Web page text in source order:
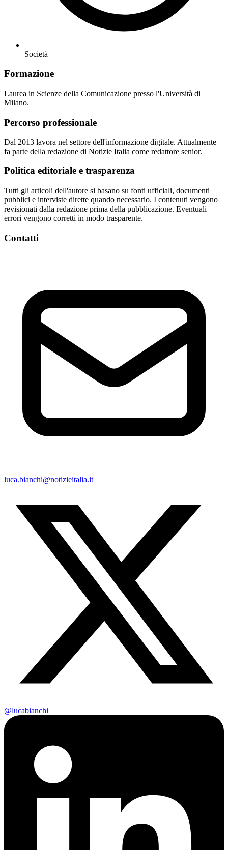
Società
Formazione
Laurea in Scienze della Comunicazione presso l'Università di
Milano.
Percorso professionale
Dal 2013 lavora nel settore dell'informazione digitale. Attualmente
fa parte della redazione di Notizie Italia come redattore senior.
Politica editoriale e trasparenza
Tutti gli articoli dell'autore si basano su fonti ufficiali, documenti
pubblici e interviste dirette quando necessario. I contenuti vengono
revisionati dalla redazione prima della pubblicazione. Eventuali
errori vengono corretti in modo trasparente.
Contatti
luca.bianchi@notizieitalia.it
@lucabianchi